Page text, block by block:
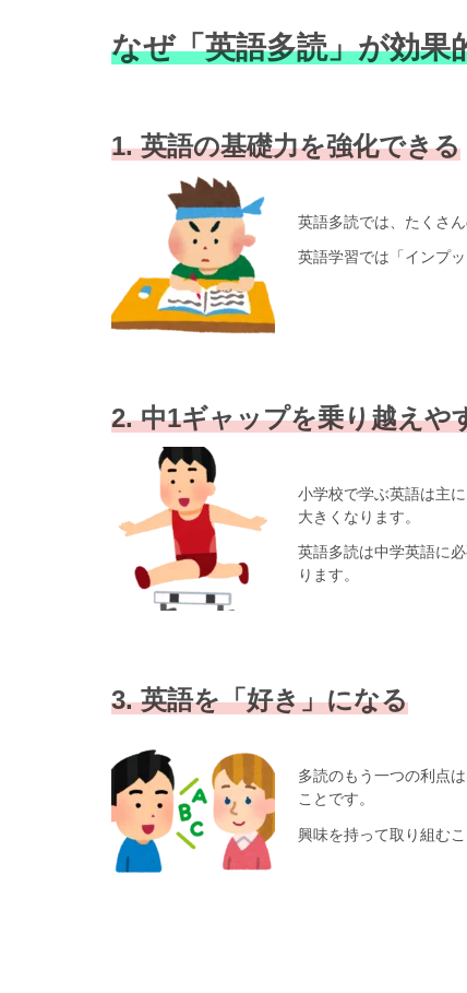
なぜ「英語多読」が効果
1. 英語の基礎力を強化できる
英語多読では、たくさ
英語学習では「インプ
2. 中1ギャップを乗り越えや
小学校で学ぶ英語は主
大きくなります。
英語多読は中学英語に
ります。
3. 英語を「好き」になる
多読のもう一つの利点
ことです。
興味を持って取り組む